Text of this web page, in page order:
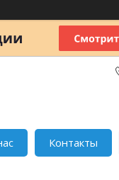
Контакты